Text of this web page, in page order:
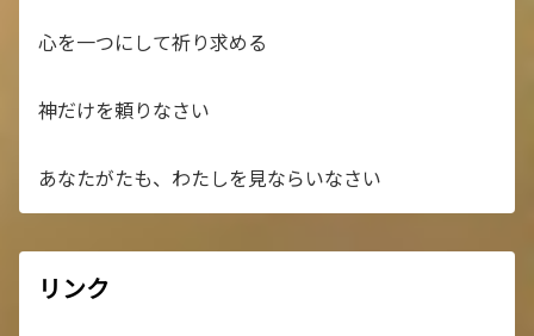
心を一つにして祈り求める
神だけを頼りなさい
あなたがたも、わたしを見ならいなさい
リンク